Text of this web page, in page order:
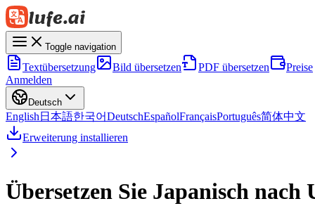
Toggle navigation
Textübersetzung Bild übersetzen PDF übersetzen
Preise
Anmelden
Deutsch
English 日本語한국어DeutschEspañolFrançaisPortuguês简体中文
Erweiterung installieren
Übersetzen Sie Japanisch nach